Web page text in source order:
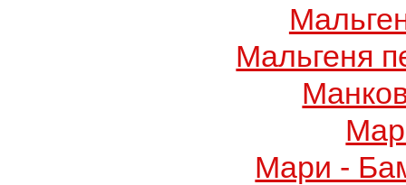
Мальгеня
Мари -